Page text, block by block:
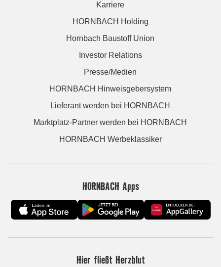
Karriere
HORNBACH Holding
Hornbach Baustoff Union
Investor Relations
Presse/Medien
HORNBACH Hinweisgebersystem
Lieferant werden bei HORNBACH
Marktplatz-Partner werden bei HORNBACH
HORNBACH Werbeklassiker
HORNBACH Apps
Hier fließt Herzblut